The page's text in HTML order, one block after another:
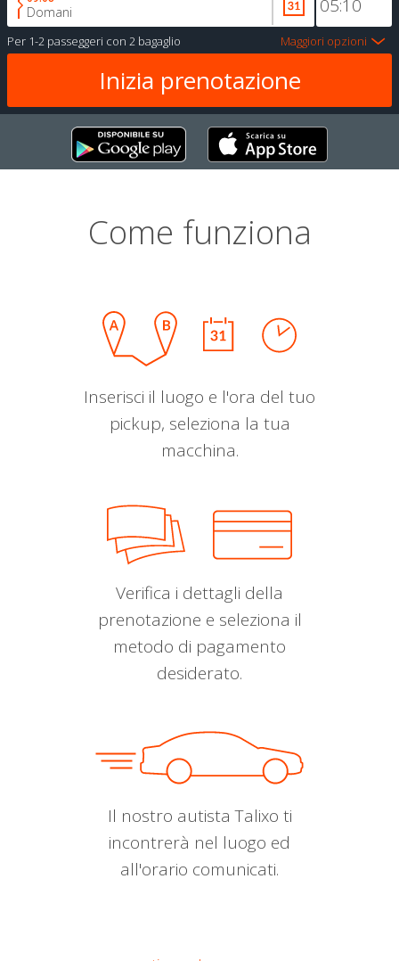
Domani
Per 1-2 passeggeri con 2 bagaglio Maggiori opzioni
Come funziona
Inserisci il luogo e l'ora del tuo
pickup, seleziona la tua
macchina.
Verifica i dettagli della
prenotazione e seleziona il
metodo di pagamento
desiderato.
Il nostro autista Talixo ti
incontrerà nel luogo ed
all'orario comunicati.